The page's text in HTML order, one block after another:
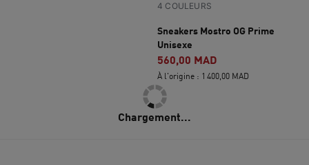
4 COULEURS
Sneakers Mostro OG Prime
Unisexe
560,00 MAD
À l'origine : 1 400,00 MAD
Chargement...